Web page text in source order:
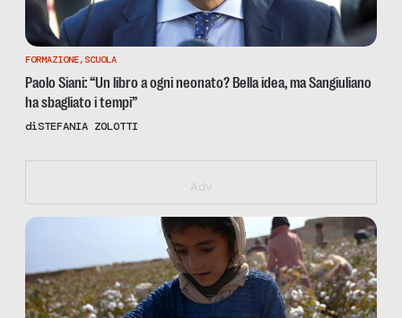
FORMAZIONE, SCUOLA
Paolo Siani: “Un libro a ogni neonato? Bella idea, ma Sangiuliano
ha sbagliato i tempi”
diSTEFANIA ZOLOTTI
https://iallavoro.eventbrite.it
Adv